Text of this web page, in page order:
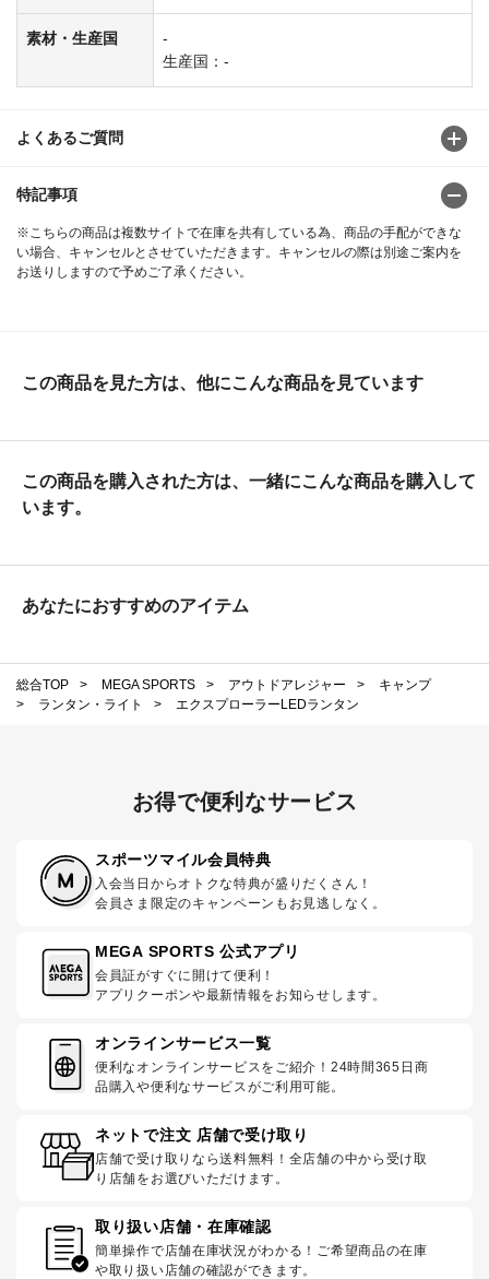
素材・生産国
-
生産国：-
よくあるご質問
特記事項
※こちらの商品は複数サイトで在庫を共有している為、商品の手配ができな
い場合、キャンセルとさせていただきます。キャンセルの際は別途ご案内を
お送りしますので予めご了承ください。
この商品を見た方は、他にこんな商品を見ています
この商品を購入された方は、一緒にこんな商品を購入して
います。
あなたにおすすめのアイテム
総合TOP > MEGA SPORTS > アウトドアレジャー >
キャンプ
>
ランタン・ライト > エクスプローラーLEDランタン
お得で便利なサービス
スポーツマイル会員特典
入会当日からオトクな特典が盛りだくさん！
会員さま限定のキャンペーンもお見逃しなく。
MEGA SPORTS 公式アプリ
会員証がすぐに開けて便利！
アプリクーポンや最新情報をお知らせします。
オンラインサービス一覧
便利なオンラインサービスをご紹介！24時間365日商
品購入や便利なサービスがご利用可能。
ネットで注文 店舗で受け取り
店舗で受け取りなら送料無料！全店舗の中から受け取
り店舗をお選びいただけます。
取り扱い店舗・在庫確認
簡単操作で店舗在庫状況がわかる！ご希望商品の在庫
や取り扱い店舗の確認ができます。